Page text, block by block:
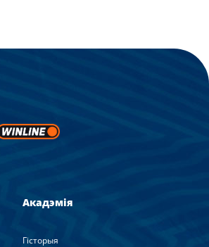
Акадэмія
Гісторыя